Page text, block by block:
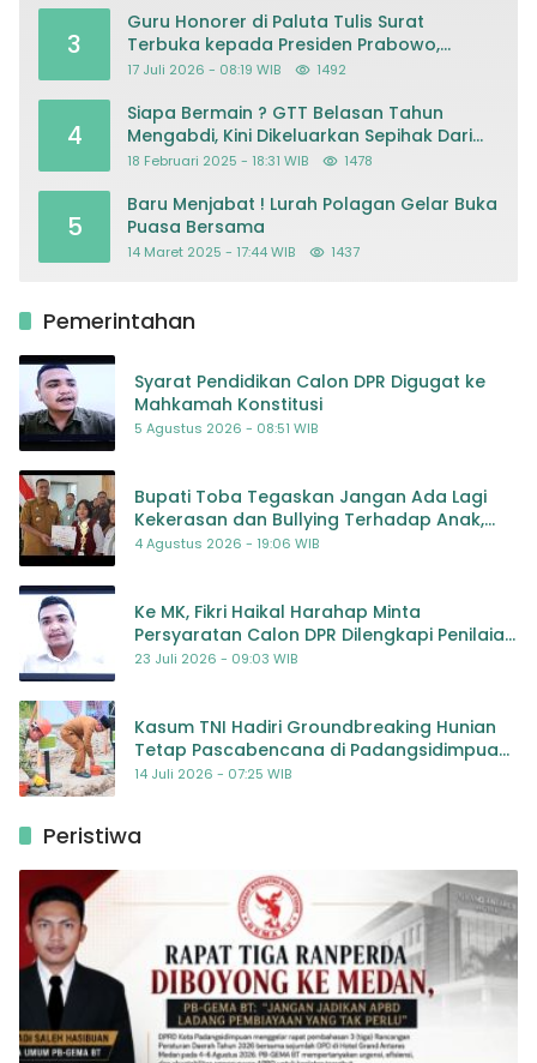
3
Guru Honorer di Paluta Tulis Surat
Terbuka kepada Presiden Prabowo,
Mohon Keadilan atas Dugaan
17 Juli 2026 - 08:19 WIB 1492
4
Siapa Bermain ? GTT Belasan Tahun
Mengabdi, Kini Dikeluarkan Sepihak Dari
Dapodik
18 Februari 2025 - 18:31 WIB 1478
5
Baru Menjabat ! Lurah Polagan Gelar Buka
Puasa Bersama
14 Maret 2025 - 17:44 WIB 1437
Pemerintahan
Syarat Pendidikan Calon DPR Digugat ke
Mahkamah Konstitusi
5 Agustus 2026 - 08:51 WIB
Bupati Toba Tegaskan Jangan Ada Lagi
Kekerasan dan Bullying Terhadap Anak,
Dorong Kolaborasi Seluruh Pihak
4 Agustus 2026 - 19:06 WIB
Ke MK, Fikri Haikal Harahap Minta
Persyaratan Calon DPR Dilengkapi Penilaian
Kompetensi
23 Juli 2026 - 09:03 WIB
Kasum TNI Hadiri Groundbreaking Hunian
Tetap Pascabencana di Padangsidimpuan,
Harapan Baru bagi Penyintas
14 Juli 2026 - 07:25 WIB
Peristiwa